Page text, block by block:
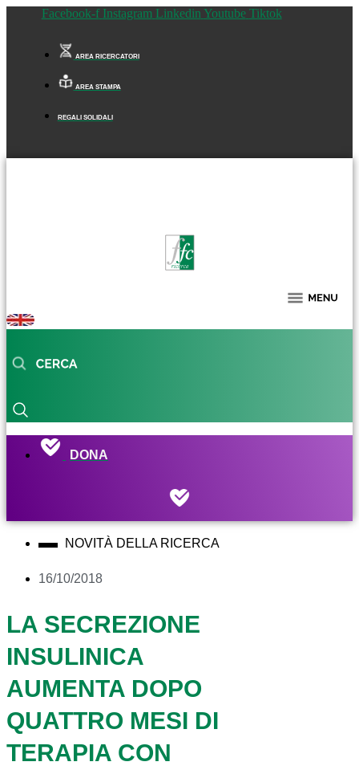
Facebook-f Instagram Linkedin Youtube Tiktok
AREA RICERCATORI
AREA STAMPA
REGALI SOLIDALI
DONA
NOVITÀ DELLA RICERCA
16/10/2018
LA SECREZIONE
INSULINICA
AUMENTA DOPO
QUATTRO MESI DI
TERAPIA CON